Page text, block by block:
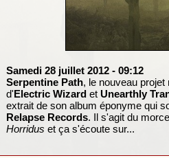
Samedi 28 juillet 2012 - 09:12
Serpentine Path, le nouveau
d'Electric Wizardet Unearthly
extrait de son album éponyme qui
Relapse Records. Il s'agit du
Horridus et ça s'écoute sur...